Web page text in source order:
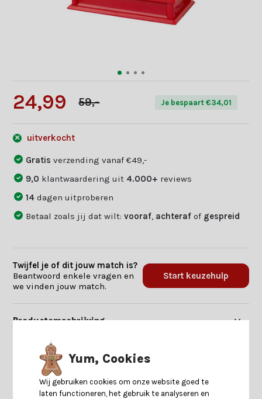
24,99 59,- Je bespaart €34,01
uitverkocht
Gratisverzending vanaf €49,-
9,0 klantwaardering uit 4.000+ reviews
14dagen uitproberen
Betaal zoals jij dat wilt:vooraf achteraf of gespreid
Twijfel je of dit jouw match is?
Beantwoord enkele vragen en
we vinden jouw match.
Start keuzehulp
Productomschrijving
Specificaties
Reviews
Yum, Cookies
Wij gebruiken cookies om onze website goed te
laten functioneren, het gebruik te analyseren en